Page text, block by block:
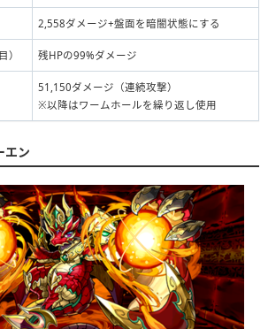
2,558ダメージ+盤面を暗闇状態にする
） 残HPの99%ダメージ
51,150ダメージ（連続攻撃）
※以降はワームホールを繰り返し使用
エン